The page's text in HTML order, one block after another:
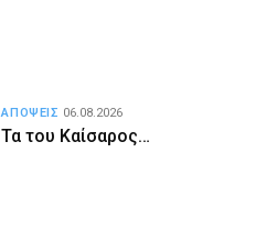
Τα του Καίσαρος…
ΑΠΟΨΕΙΣ 06.08.2026